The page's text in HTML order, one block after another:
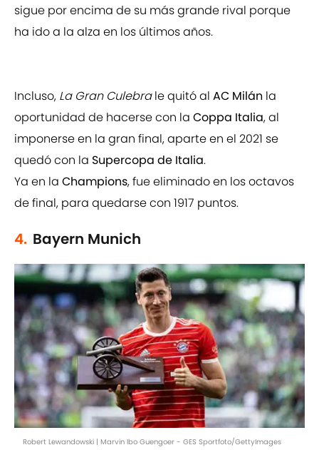
sigue por encima de su más grande rival porque
ha ido a la alza en los últimos años.
Incluso, La Gran Culebrale quitó al AC Milán la
oportunidad de hacerse con la Coppa Italia, al
imponerse en la gran final, aparte en el 2021 se
quedó con la Supercopa de Italia.
Ya en la Champions, fue eliminado en los octavos
de final, para quedarse con 1917 puntos.
4. Bayern Munich
Robert Lewandowski | Marvin Ibo Guengoer - GES Sportfoto/GettyImages